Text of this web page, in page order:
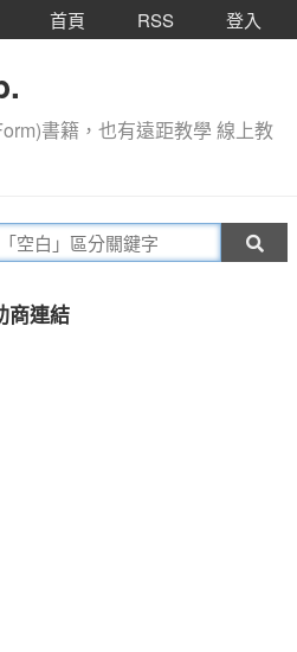
首頁 RSS 登入
書籍，也有遠距教學 線上教
商連結